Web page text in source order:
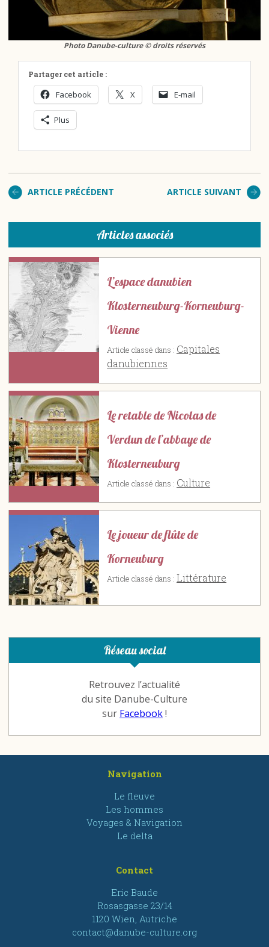
Photo Danube-culture © droits réservés
Partager cet article :
Facebook X E-mail
Plus
ARTICLE PRÉCÉDENT ARTICLE SUIVANT
Articles associés
L’espace danubien
Klosterneuburg-Korneuburg-
Vienne
Article classé dans : Capitales
danubiennes
Le retable de Nicolas de
Verdun de l’abbaye de
Klosterneuburg
Article classé dans : Culture
Le joueur de flûte de
Korneuburg
Article classé dans : Littérature
Réseau social
Retrouvez l’actualité
du site Danube-Culture
sur Facebook!
Navigation
Le fleuve
Les hommes
Voyages & Navigation
Le delta
Contact
Eric Baude
Rosasgasse 23/14
1120 Wien, Autriche
contact@danube-culture.org